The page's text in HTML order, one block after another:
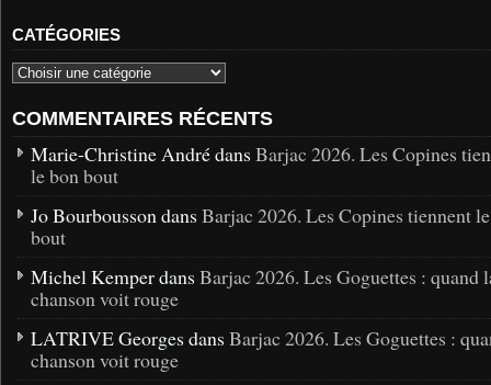
CATÉGORIES
COMMENTAIRES RÉCENTS
Marie-Christine André dans Barjac 2026. Les Copines
le bon bout
Jo Bourbousson dans Barjac 2026. Les Copines tiennent
bout
Michel Kemper dans Barjac 2026. Les Goguettes : quand
chanson voit rouge
LATRIVE Georges dans Barjac 2026. Les Goguettes :
chanson voit rouge